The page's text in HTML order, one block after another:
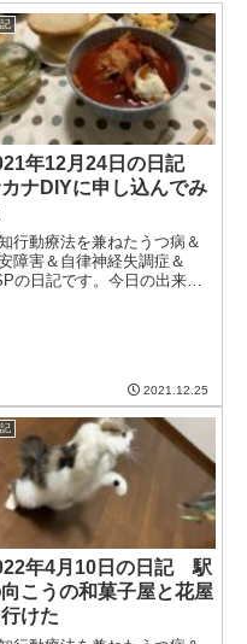
年12月24日の日記
ナDIYに申し込んでみ
行動療法を兼ねたうつ病＆
障害＆自律神経失調症＆
の日記です。今日の出来事
2021.12.25
年4月10日の日記 駅
こうの和菓子屋と花屋
けた